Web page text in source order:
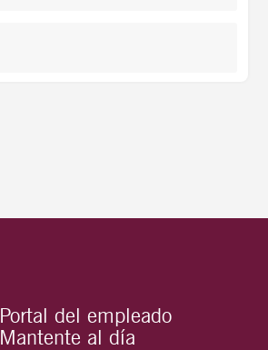
Portal del empleado
Mantente al día